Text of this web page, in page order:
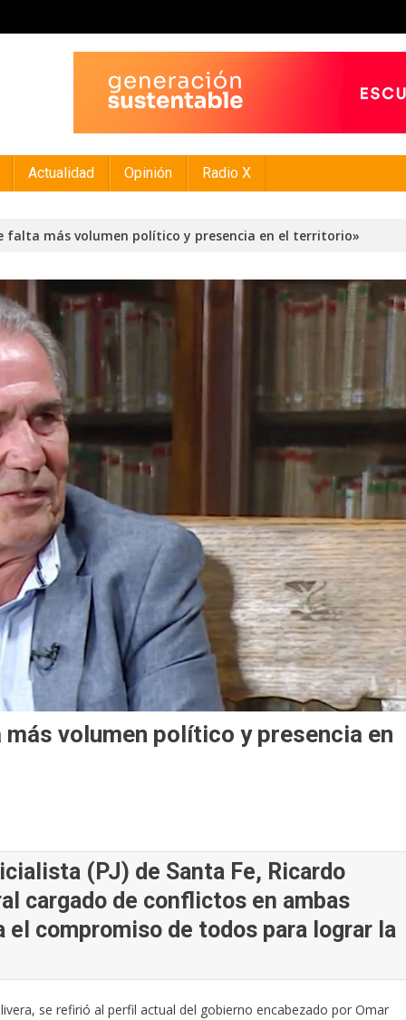
Actualidad Opinión Radio X
falta más volumen político y presencia en el territorio»
volumen político y presencia en
(PJ) de Santa Fe, Ricardo
cargado de conflictos en ambas
compromiso de todos para lograr la
se refirió al perfil actual del gobierno encabezado por Omar